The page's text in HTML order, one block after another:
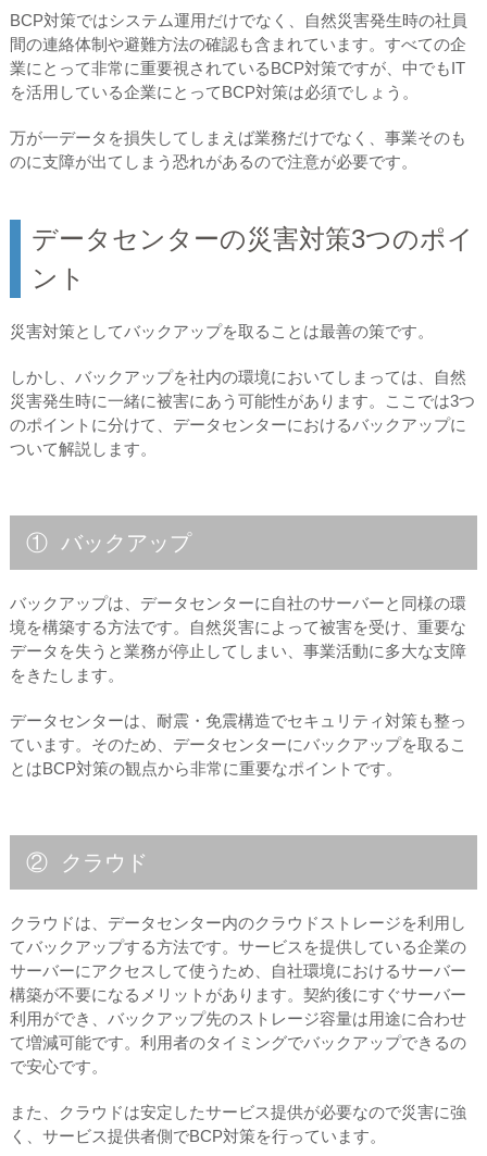
BCP対策ではシステム運用だけでなく、自然災害発生時の社員
間の連絡体制や避難方法の確認も含まれています。すべての企
業にとって非常に重要視されているBCP対策ですが、中でもIT
を活用している企業にとってBCP対策は必須でしょう。
万が一データを損失してしまえば業務だけでなく、事業そのも
のに支障が出てしまう恐れがあるので注意が必要です。
データセンターの災害対策3つのポイ
ント
災害対策としてバックアップを取ることは最善の策です。
しかし、バックアップを社内の環境においてしまっては、自然
災害発生時に一緒に被害にあう可能性があります。ここでは3つ
のポイントに分けて、データセンターにおけるバックアップに
ついて解説します。
① バックアップ
バックアップは、データセンターに自社のサーバーと同様の環
境を構築する方法です。自然災害によって被害を受け、重要な
データを失うと業務が停止してしまい、事業活動に多大な支障
をきたします。
データセンターは、耐震・免震構造でセキュリティ対策も整っ
ています。そのため、データセンターにバックアップを取るこ
とはBCP対策の観点から非常に重要なポイントです。
② クラウド
クラウドは、データセンター内のクラウドストレージを利用し
てバックアップする方法です。サービスを提供している企業の
サーバーにアクセスして使うため、自社環境におけるサーバー
構築が不要になるメリットがあります。契約後にすぐサーバー
利用ができ、バックアップ先のストレージ容量は用途に合わせ
て増減可能です。利用者のタイミングでバックアップできるの
で安心です。
また、クラウドは安定したサービス提供が必要なので災害に強
く、サービス提供者側でBCP対策を行っています。